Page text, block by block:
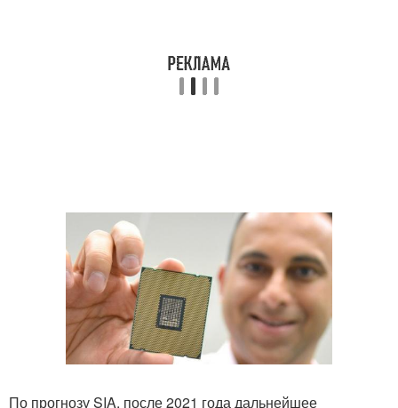
По прогнозу SIA, после 2021 года дальнейшее